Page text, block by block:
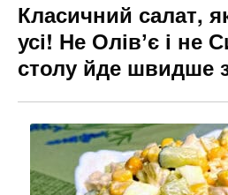
Класичний салат,
усі! Не Олівʼє і не
столу йде швидше